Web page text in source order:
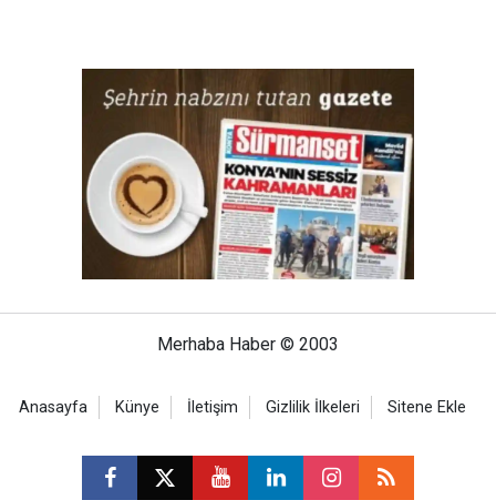
Merhaba Haber © 2003
Anasayfa Künye İletişim Gizlilik İlkeleri Sitene Ekle